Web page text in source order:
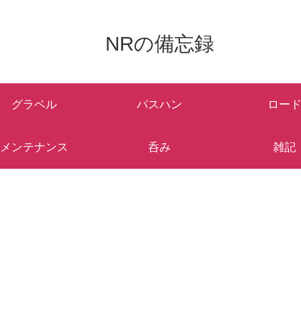
NRの備忘録
グラベル パスハン ロード
メンテナンス 呑み 雑記